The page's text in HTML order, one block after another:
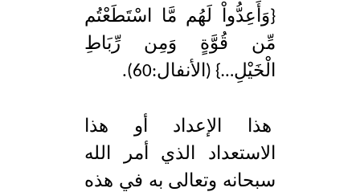
{وَأَعِدُّواْ لَهُم مَّا اسْتَطَعْتُم
مِّن قُوَّةٍ وَمِن رِّبَاطِ
الْخَيْلِ…} (الأنفال:60).
هذا الإعداد أو هذا
الاستعداد الذي أمر الله
سبحانه وتعالى به في هذه